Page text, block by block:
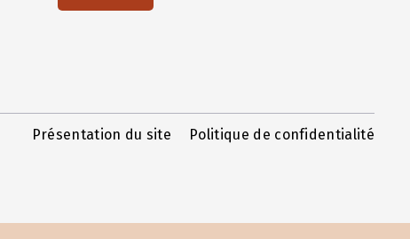
Présentation du site Politique de confidentialité